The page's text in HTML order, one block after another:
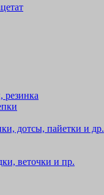
резинка
дотсы, пайетки и др.
веточки и пр.